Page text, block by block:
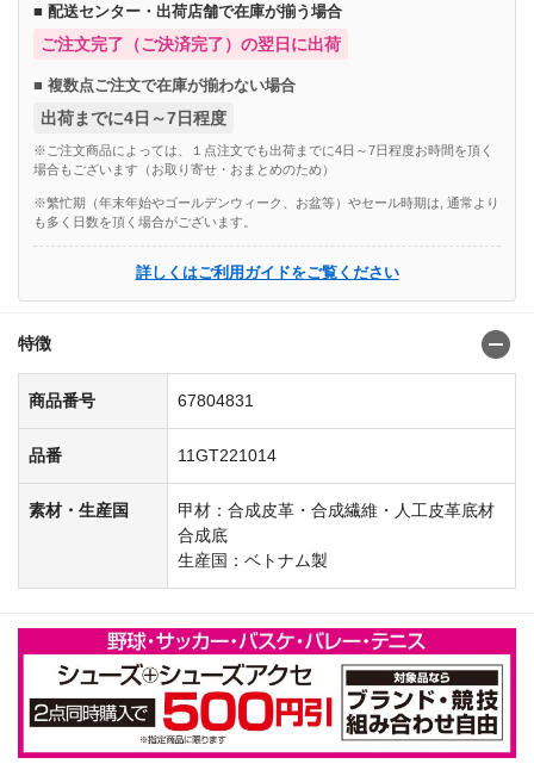
■ 配送センター・出荷店舗で在庫が揃う場合
ご注文完了（ご決済完了）の翌日に出荷
■ 複数点ご注文で在庫が揃わない場合
出荷までに4日～7日程度
※ご注文商品によっては、１点注文でも出荷までに4日～7日程度お時間を頂く
場合もございます（お取り寄せ・おまとめのため）
※繁忙期（年末年始やゴールデンウィーク、お盆等）やセール時期は, 通常より
も多く日数を頂く場合がございます。
詳しくはご利用ガイドをご覧ください
特徴
商品番号 67804831
品番 11GT221014
素材・生産国
甲材：合成皮革・合成繊維・人工皮革底材
合成底
生産国：ベトナム製